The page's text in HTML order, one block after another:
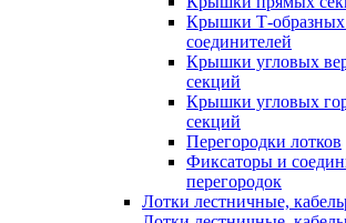
Крышки Т-
соединителей
Крышки угловых
секций
Крышки угловых
секций
Перегородки лотков
Фиксаторы и
перегородок
Лотки лестничные,